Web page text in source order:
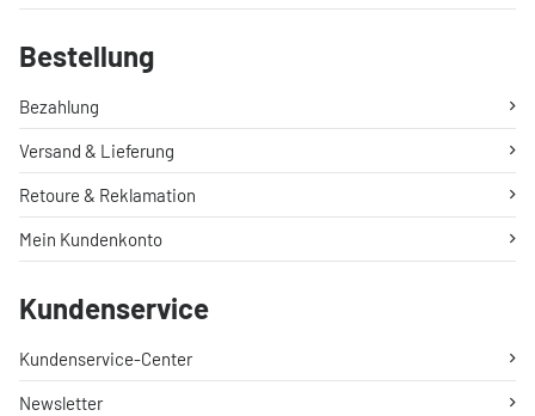
Bestellung
Bezahlung
Versand & Lieferung
Retoure & Reklamation
Mein Kundenkonto
Kundenservice
Kundenservice-Center
Newsletter